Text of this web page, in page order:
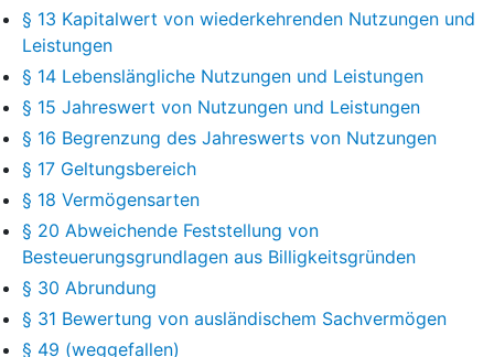
§ 13 Kapitalwert von wiederkehrenden Nutzungen und
Leistungen
§ 14 Lebenslängliche Nutzungen und Leistungen
§ 15 Jahreswert von Nutzungen und Leistungen
§ 16 Begrenzung des Jahreswerts von Nutzungen
§ 17 Geltungsbereich
§ 18 Vermögensarten
§ 20 Abweichende Feststellung von
Besteuerungsgrundlagen aus Billigkeitsgründen
§ 30 Abrundung
§ 31 Bewertung von ausländischem Sachvermögen
§ 49 (weggefallen)